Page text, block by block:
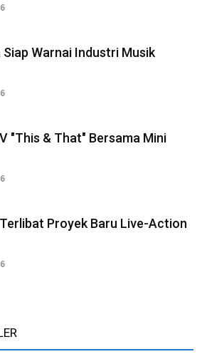
Warnai Industri Musik
"This & That" Bersama Mini
Proyek Baru Live-Action